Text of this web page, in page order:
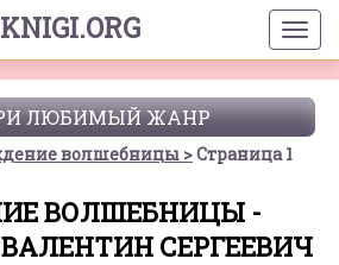
ЛЮБИМЫЙ ЖАНР
волшебницы Страница 1
ВОЛШЕБНИЦЫ -
СЕРГЕЕВИЧ